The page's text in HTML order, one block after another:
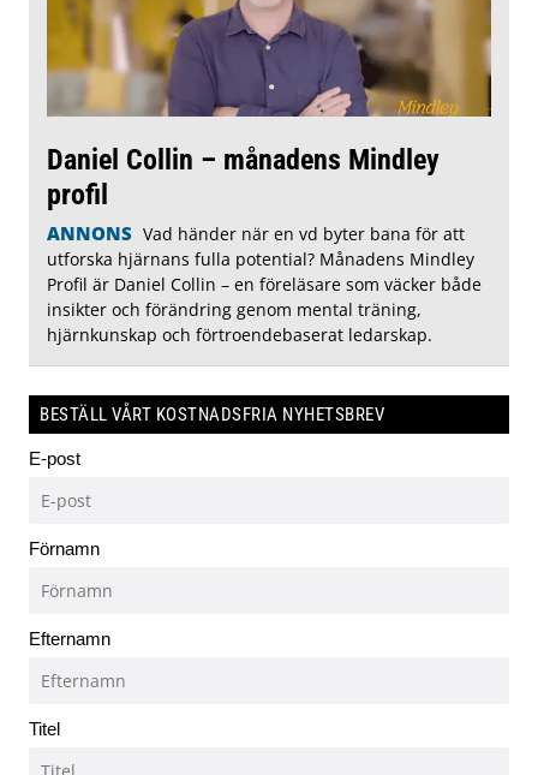
Daniel Collin – månadens Mindley
profil
ANNONS Vad händer när en vd byter bana för att
utforska hjärnans fulla potential? Månadens Mindley
Profil är Daniel Collin – en föreläsare som väcker både
insikter och förändring genom mental träning,
hjärnkunskap och förtroendebaserat ledarskap.
BESTÄLL VÅRT KOSTNADSFRIA NYHETSBREV
E-post
Förnamn
Efternamn
Titel